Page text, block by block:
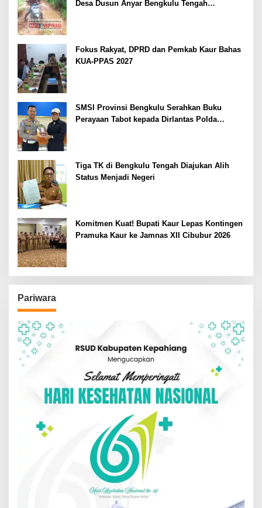
Desa Dusun Anyar Bengkulu Tengah
Fokus Rakyat, DPRD dan Pemkab Kaur Bahas
KUA-PPAS 2027
SMSI Provinsi Bengkulu Serahkan Buku
Perayaan Tabot kepada Dirlantas Polda
Tiga TK di Bengkulu Tengah Diajukan Alih
Status Menjadi Negeri
Komitmen Kuat! Bupati Kaur Lepas Kontingen
Pramuka Kaur ke Jamnas XII Cibubur 2026
Pariwara